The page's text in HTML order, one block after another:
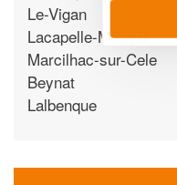
Le-Vigan
Lacapelle-Marival
Marcilhac-sur-Cele
Beynat
Lalbenque